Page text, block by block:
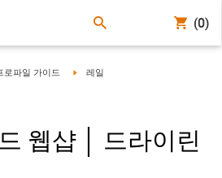
(0)
arrow-right
로파일 가이드 igus-icon-arrow-right
레일
웹샵 │ 드라이린